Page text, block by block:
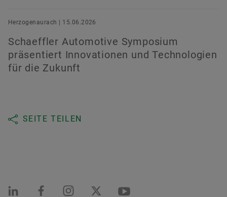
Herzogenaurach | 15.06.2026
Schaeffler Automotive Symposium
präsentiert Innovationen und Technologien
für die Zukunft
SEITE TEILEN